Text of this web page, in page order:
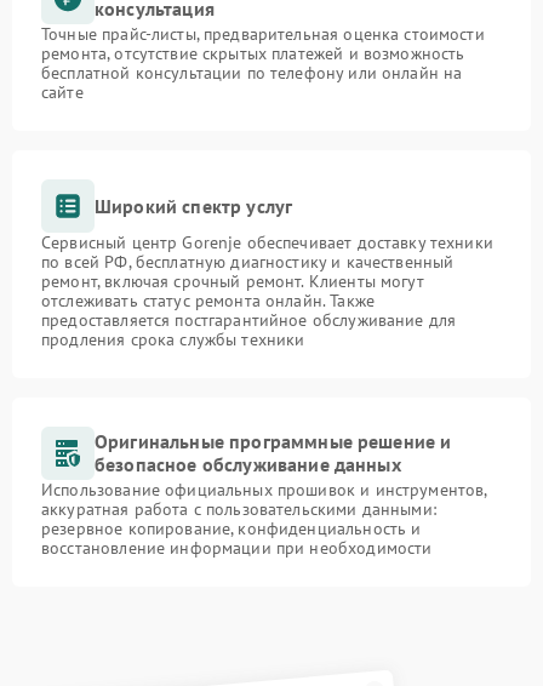
консультация
Точные прайс-листы, предварительная оценка стоимости
ремонта, отсутствие скрытых платежей и возможность
бесплатной консультации по телефону или онлайн на
сайте
Широкий спектр услуг
Сервисный центр Gorenje обеспечивает доставку техники
по всей РФ, бесплатную диагностику и качественный
ремонт, включая срочный ремонт. Клиенты могут
отслеживать статус ремонта онлайн. Также
предоставляется постгарантийное обслуживание для
продления срока службы техники
Оригинальные программные решение и
безопасное обслуживание данных
Использование официальных прошивок и инструментов,
аккуратная работа с пользовательскими данными:
резервное копирование, конфиденциальность и
восстановление информации при необходимости